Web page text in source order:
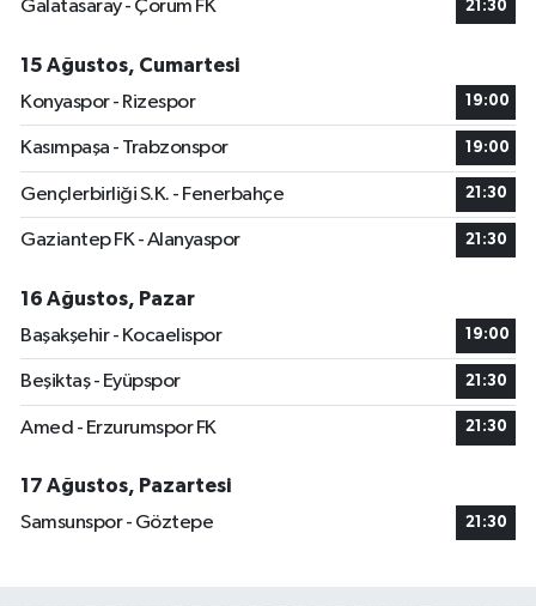
Galatasaray - Çorum FK
21:30
15 Ağustos, Cumartesi
Konyaspor - Rizespor
19:00
Kasımpaşa - Trabzonspor 19:00
Gençlerbirliği S.K. - Fenerbahçe 21:30
Gaziantep FK - Alanyaspor 21:30
16 Ağustos, Pazar
Başakşehir - Kocaelispor
19:00
Beşiktaş - Eyüpspor 21:30
Amed - Erzurumspor FK 21:30
17 Ağustos, Pazartesi
Samsunspor - Göztepe
21:30